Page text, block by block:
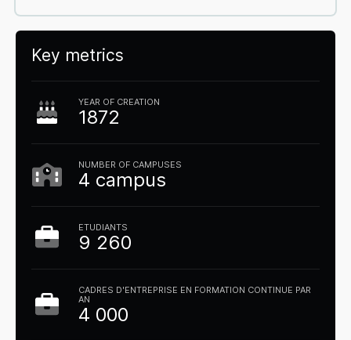
Key metrics
YEAR OF CREATION
1872
NUMBER OF CAMPUSES
4 campus
ETUDIANTS
9 260
CADRES D'ENTREPRISE EN FORMATION CONTINUE PAR
AN
4 000